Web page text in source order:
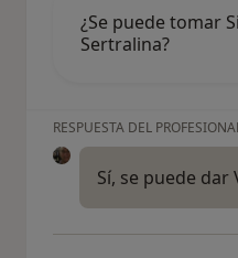
¿Se puede tomar
Sertralina?
RESPUESTA DEL
Sí, se puede dar